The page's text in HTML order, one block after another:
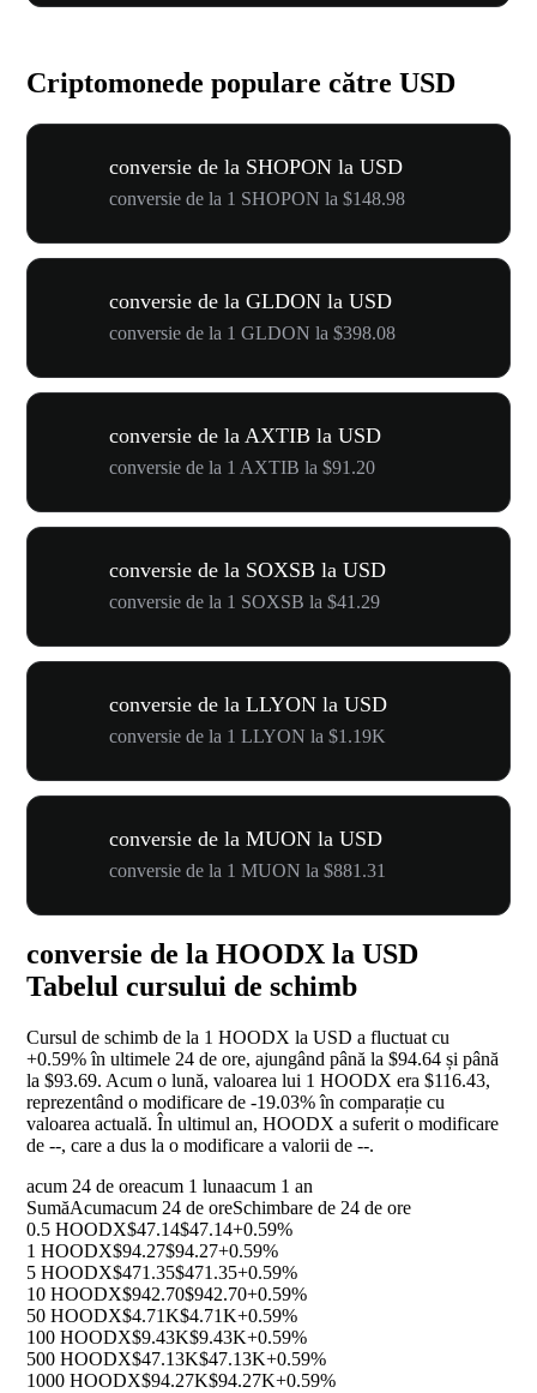
Criptomonede populare către USD
conversie de la SHOPON la USD
conversie de la 1 SHOPON la $148.98
conversie de la GLDON la USD
conversie de la 1 GLDON la $398.08
conversie de la AXTIB la USD
conversie de la 1 AXTIB la $91.20
conversie de la SOXSB la USD
conversie de la 1 SOXSB la $41.29
conversie de la LLYON la USD
conversie de la 1 LLYON la $1.19K
conversie de la MUON la USD
conversie de la 1 MUON la $881.31
conversie de la HOODX la USD
Tabelul cursului de schimb
Cursul de schimb de la 1 HOODX la USD a fluctuat cu
+0.59%în ultimele 24 de ore, ajungând până la $94.64 și până
la $93.69. Acum o lună, valoarea lui 1 HOODX era $116.43,
reprezentând o modificare de -19.03%în comparație cu
valoarea actuală. În ultimul an, HOODX a suferit o modificare
de --, care a dus la o modificare a valorii de --.
acum 24 de oreacum 1 lunaacum 1 an
SumăAcumacum 24 de oreSchimbare de 24 de ore
0.5 HOODX$47.14$47.14+0.59%
1 HOODX$94.27$94.27+0.59%
5 HOODX$471.35$471.35+0.59%
10 HOODX$942.70$942.70+0.59%
50 HOODX$4.71K$4.71K+0.59%
100 HOODX$9.43K$9.43K+0.59%
500 HOODX$47.13K$47.13K+0.59%
1000 HOODX$94.27K$94.27K+0.59%